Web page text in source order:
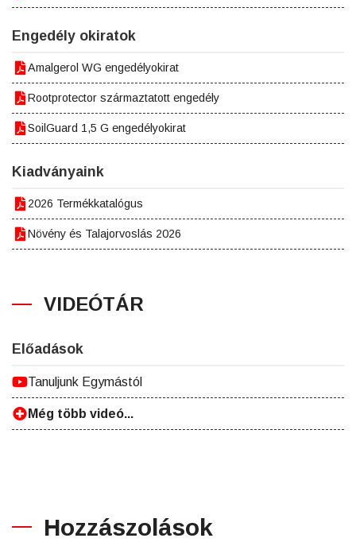
Engedély okiratok
Amalgerol WG engedélyokirat
Rootprotector származtatott engedély
SoilGuard 1,5 G engedélyokirat
Kiadványaink
2026 Termékkatalógus
Növény és Talajorvoslás 2026
VIDEÓTÁR
Előadások
Tanuljunk Egymástól
Még több videó...
Hozzászolások